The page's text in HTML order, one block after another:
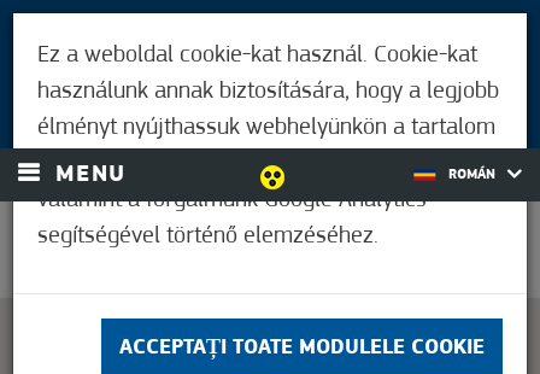
AUTENTIFICARE
MENU ROMÁN
Ez a weboldal cookie-kat használ. Cookie-kat
használunk annak biztosítására, hogy a legjobb
élményt nyújthassuk webhelyünkön a tartalom
és a hirdetések személyre szabásához,
valamint a forgalmunk Google Analytics
segítségével történő elemzéséhez.
ACCEPTAȚI TOATE MODULELE COOKIE